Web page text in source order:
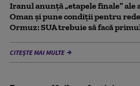
Iranul anunță „etapele finale” ale
Oman și pune condiții pentru
Ormuz: SUA trebuie să facă
CITEȘTE MAI MULTE